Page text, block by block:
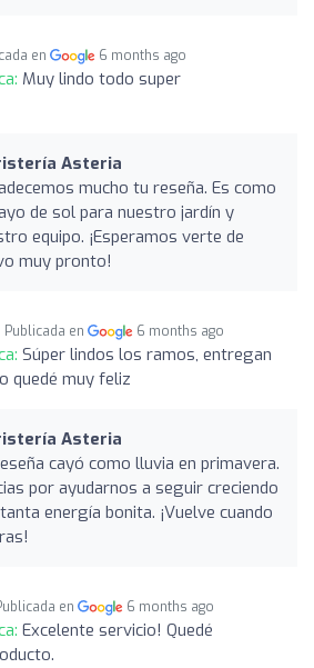
en 6 months ago
Muy lindo todo super
Asteria
mucho tu reseña. Es como
de sol para nuestro jardín y
equipo. ¡Esperamos verte de
muy pronto!
Publicada en 6 months ago
Súper lindos los ramos, entregan
quedé muy feliz
Asteria
cayó como lluvia en primavera.
por ayudarnos a seguir creciendo
energía bonita. ¡Vuelve cuando
en 6 months ago
Excelente servicio! Quedé